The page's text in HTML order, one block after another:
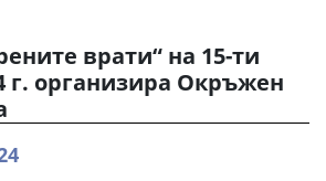
врати“ на 15-ти
г. организира Окръжен